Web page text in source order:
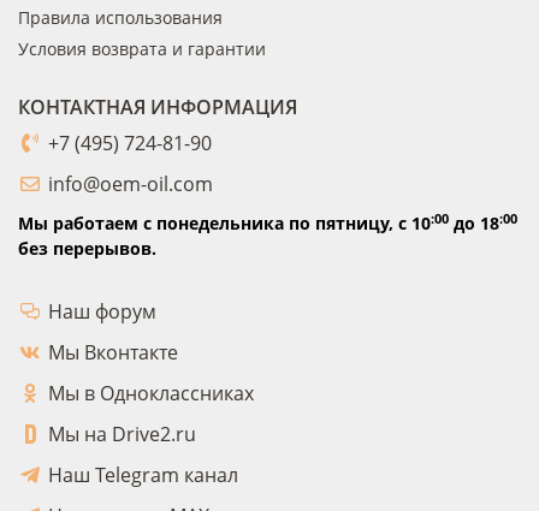
Правила использования
Условия возврата и гарантии
КОНТАКТНАЯ ИНФОРМАЦИЯ
+7 (495) 724-81-90
info@oem-oil.com
Мы работаем с понедельника по пятницу, с 10:00 до 18:00
без перерывов.
Наш форум
Мы Вконтакте
Мы в Одноклассниках
Мы на Drive2.ru
Наш Telegram канал